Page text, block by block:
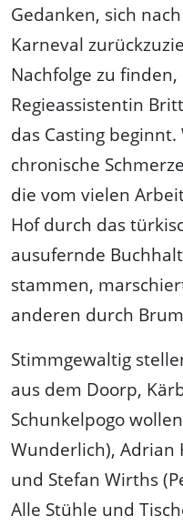
Gedanken, sich
Karneval
Nachfolge zu
Regieassistentin
das Casting
chronische
die vom vielen
Hof durch das
ausufernde
stammen,
anderen durch
Stimmgewaltig
aus dem Doorp,
Schunkelpogo
Wunderlich), Adrian
und Stefan Wirths
Alle Stühle und